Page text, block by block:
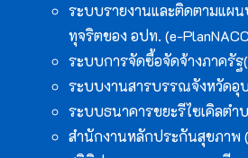
ระบบรายงานและติดตามแผ
ทุจริตของ อปท. (e-
ระบบการจัดซื้อจัดจ้างภาครัฐ
ระบบงานสารบรรณจังหวัดอุ
ระบบธนาคารขยะรีไซเคิลตำ
สำนักงานหลักประกันสุขภาพ